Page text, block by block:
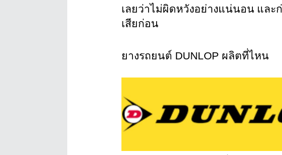
เลยว่าไม่ผิดหวังอย่างแน่นอน แล
เสียก่อน
ยางรถยนต์ DUNLOP ผลิตที่ไหน